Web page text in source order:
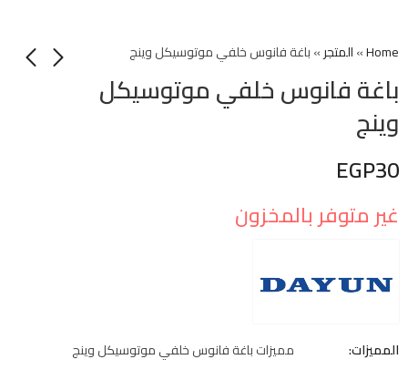
Home
»المتجر»باغة فانوس خلفي موتوسيكل وينج
باغة فانوس خلفي موتوسيكل
وينج
EGP30
غير متوفر بالمخزون
المميزات:
مميزات باغة فانوس خلفي موتوسيكل وينج